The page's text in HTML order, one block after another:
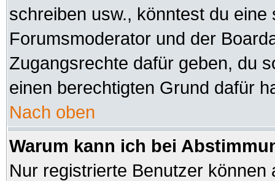
schreiben usw., könntest du
Forumsmoderator und der
Zugangsrechte dafür geben, du
einen berechtigten Grund dafür
Nach oben
Warum kann ich bei
Nur registrierte Benutzer